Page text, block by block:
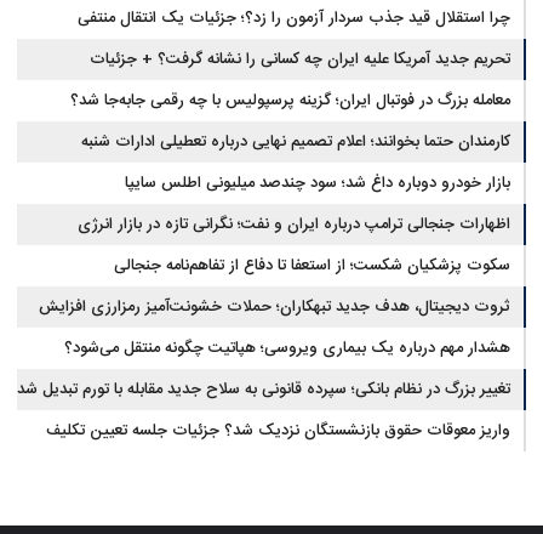
چرا استقلال قید جذب سردار آزمون را زد؟؛ جزئیات یک انتقال منتفی
تحریم جدید آمریکا علیه ایران چه کسانی را نشانه گرفت؟ + جزئیات
معامله بزرگ در فوتبال ایران؛ گزینه پرسپولیس با چه رقمی جابه‌جا شد؟
کارمندان حتما بخوانند؛ اعلام تصمیم نهایی درباره تعطیلی ادارات شنبه
بازار خودرو دوباره داغ شد؛ سود چندصد میلیونی اطلس سایپا
اظهارات جنجالی ترامپ درباره ایران و نفت؛ نگرانی تازه در بازار انرژی
سکوت پزشکیان شکست؛ از استعفا تا دفاع از تفاهم‌نامه جنجالی
ثروت دیجیتال، هدف جدید تبهکاران؛ حملات خشونت‌آمیز رمزارزی افزایش
یافت
هشدار مهم درباره یک بیماری ویروسی؛ هپاتیت چگونه منتقل می‌شود؟
تغییر بزرگ در نظام بانکی؛ سپرده قانونی به سلاح جدید مقابله با تورم تبدیل شد
واریز معوقات حقوق بازنشستگان نزدیک شد؟ جزئیات جلسه تعیین تکلیف